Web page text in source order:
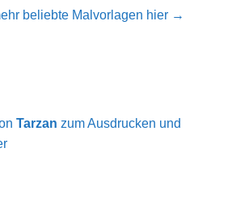
beliebte Malvorlagen hier →
Tarzan zum Ausdrucken und